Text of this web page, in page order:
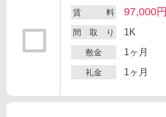
賃 料 97,000円
間 取 り 1K
敷金 1ヶ月
礼金 1ヶ月